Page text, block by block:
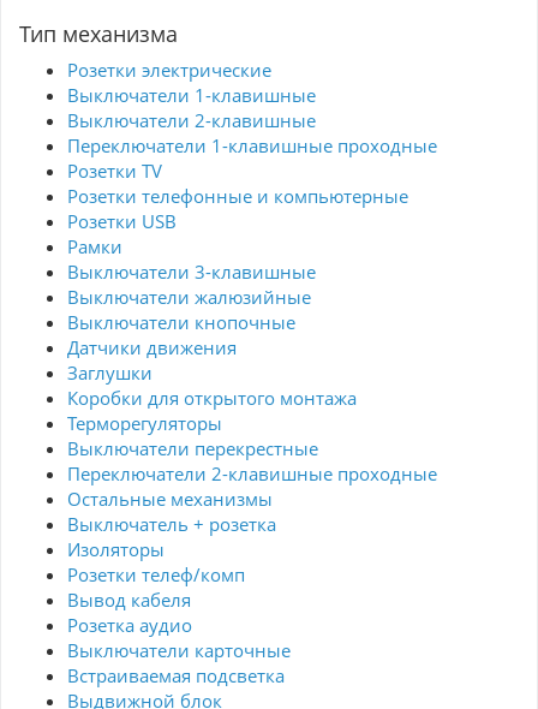
Тип механизма
Розетки электрические
Выключатели 1-клавишные
Выключатели 2-клавишные
Переключатели 1-клавишные проходные
Розетки TV
Розетки телефонные и компьютерные
Розетки USB
Рамки
Выключатели 3-клавишные
Выключатели жалюзийные
Выключатели кнопочные
Датчики движения
Заглушки
Коробки для открытого монтажа
Терморегуляторы
Выключатели перекрестные
Переключатели 2-клавишные проходные
Остальные механизмы
Выключатель + розетка
Изоляторы
Розетки телеф/комп
Вывод кабеля
Розетка аудио
Выключатели карточные
Встраиваемая подсветка
Выдвижной блок